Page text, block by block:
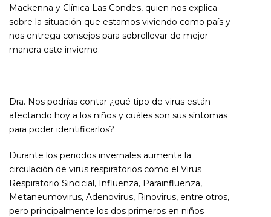
Mackenna y Clínica Las Condes, quien nos explica
sobre la situación que estamos viviendo como país y
nos entrega consejos para sobrellevar de mejor
manera este invierno.
Dra. Nos podrías contar ¿qué tipo de virus están
afectando hoy a los niños y cuáles son sus síntomas
para poder identificarlos?
Durante los periodos invernales aumenta la
circulación de virus respiratorios como el Virus
Respiratorio Sincicial, Influenza, Parainfluenza,
Metaneumovirus, Adenovirus, Rinovirus, entre otros,
pero principalmente los dos primeros en niños